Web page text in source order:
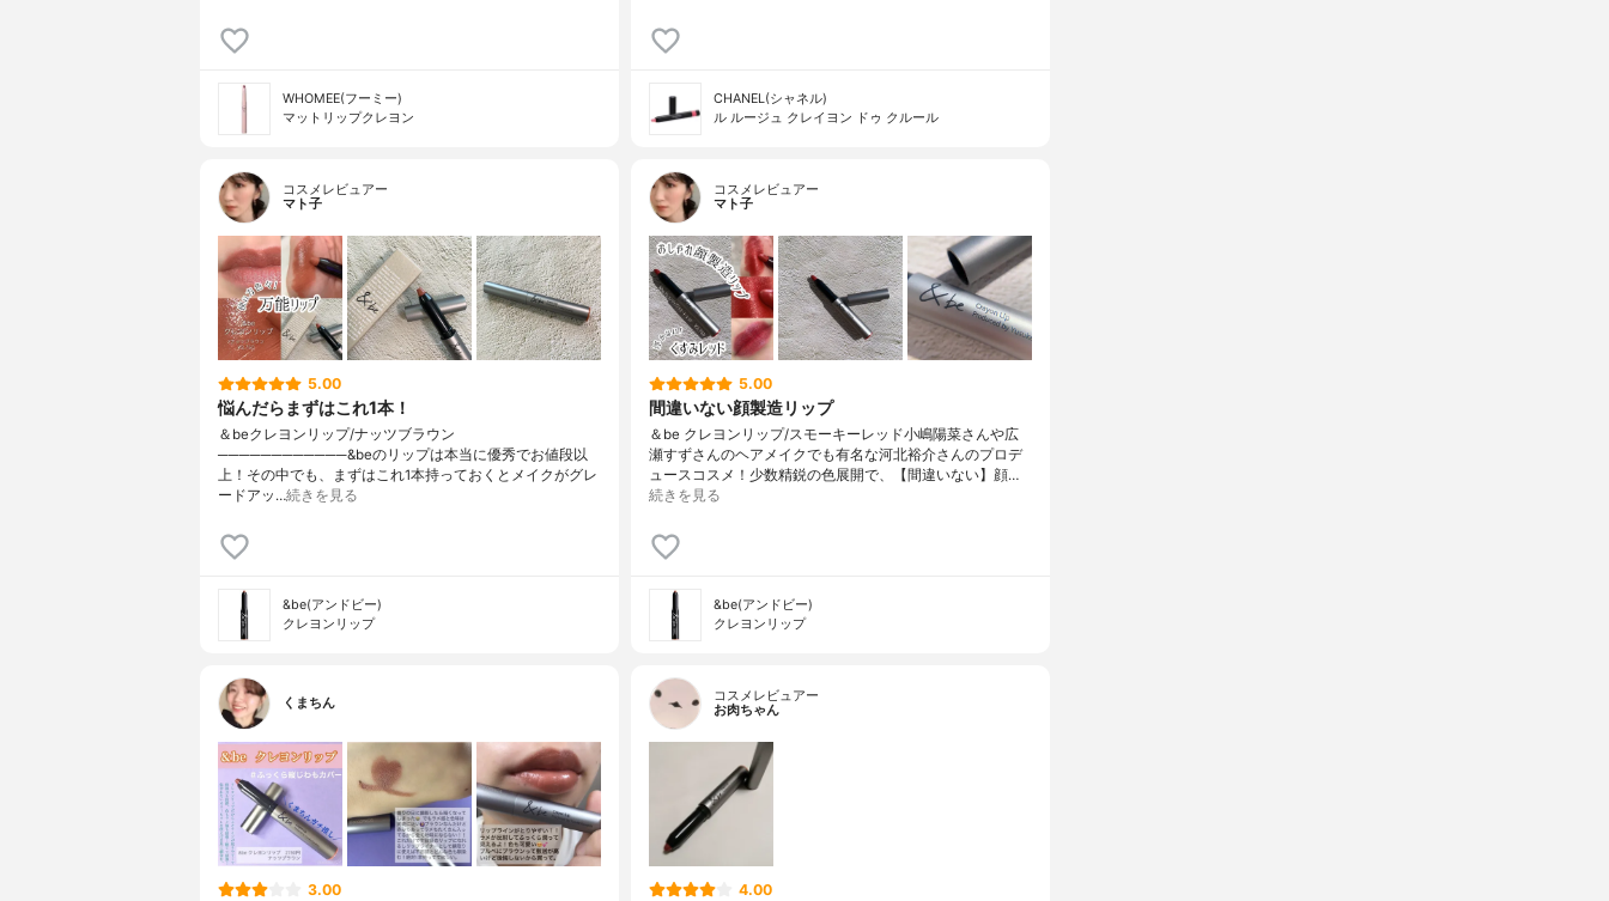
WHOMEE(フーミー)
マットリップクレヨン
CHANEL(シャネル)
ル ルージュ クレイヨン ドゥ クルール
コスメレビュアー
マト子
5.00
悩んだらまずはこれ1本！
️＆beクレヨンリップ/ナッツブラウン
────────────&beのリップは本当に優秀でお値段以
上！その中でも、まずはこれ1本持っておくとメイクがグレ
ードアッ…続きを見る
&be(アンドビー)
クレヨンリップ
コスメレビュアー
マト子
5.00
間違いない顔製造リップ
️＆be クレヨンリップ/スモーキーレッド小嶋陽菜さんや広
瀬すずさんのヘアメイクでも有名な河北裕介さんのプロデ
ュースコスメ！少数精鋭の色展開で、【間違いない】顔…
続きを見る
&be(アンドビー)
クレヨンリップ
くまちん
3.00
コスメレビュアー
お肉ちゃん
4.00